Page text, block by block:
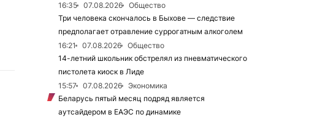
16:35
07.08.2026
Общество
Три человека скончалось в Быхове — следствие
предполагает отравление суррогатным алкоголем
16:21
07.08.2026
Общество
14-летний школьник обстрелял из пневматического
пистолета киоск в Лиде
15:57
07.08.2026
Экономика
Беларусь пятый месяц подряд является
аутсайдером в ЕАЭС по динамике